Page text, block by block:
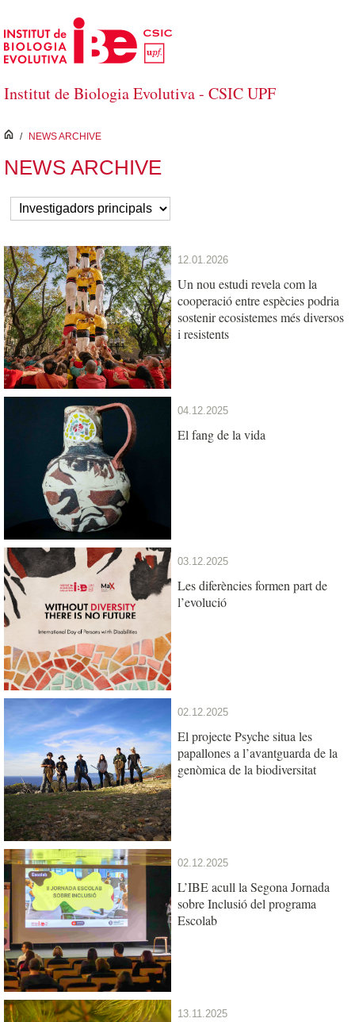
Salta al contingut principal
Institut de Biologia Evolutiva - CSIC UPF
inici
/ NEWS ARCHIVE
NEWS ARCHIVE
12.01.2026
Un nou estudi revela com la
cooperació entre espècies podria
sostenir ecosistemes més diversos
i resistents
04.12.2025
El fang de la vida
03.12.2025
Les diferències formen part de
l’evolució
02.12.2025
El projecte Psyche situa les
papallones a l’avantguarda de la
genòmica de la biodiversitat
02.12.2025
L’IBE acull la Segona Jornada
sobre Inclusió del programa
Escolab
13.11.2025